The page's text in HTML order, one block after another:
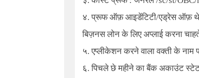
४. प्रूफ ऑफ़ आइडेंटिटी/एड्रेस ऑफ़ थे
बिज़नस लोन के लिए अप्लाई करना
५. एप्लीकेशन करने वाला वक्ती के नाम
६. पिचले छे महीने का बैंक अकाउंट